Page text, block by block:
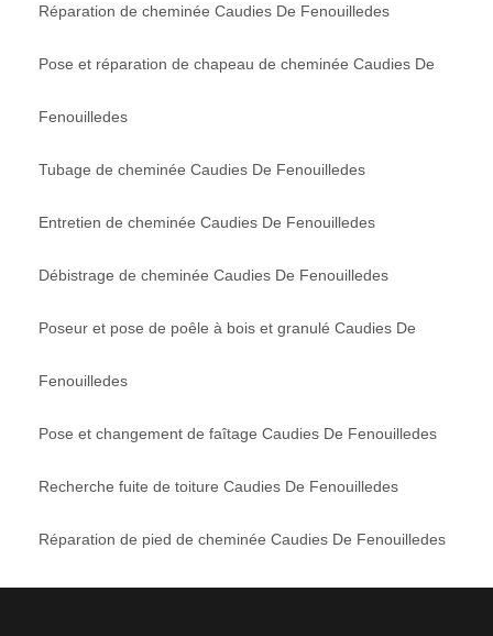
Réparation de cheminée Caudies De Fenouilledes
Pose et réparation de chapeau de cheminée Caudies De
Fenouilledes
Tubage de cheminée Caudies De Fenouilledes
Entretien de cheminée Caudies De Fenouilledes
Débistrage de cheminée Caudies De Fenouilledes
Poseur et pose de poêle à bois et granulé Caudies De
Fenouilledes
Pose et changement de faîtage Caudies De Fenouilledes
Recherche fuite de toiture Caudies De Fenouilledes
Réparation de pied de cheminée Caudies De Fenouilledes